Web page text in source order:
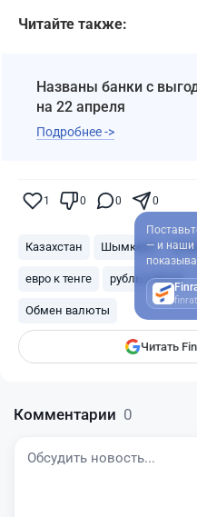
Читайте также:
Названы банки с
на 22 апреля
Подробнее ->
1 0 0 0
Казахстан Шымкент
евро к тенге рубль к тенге
Обмен валюты
Читать
— и наши
Комментарии 0